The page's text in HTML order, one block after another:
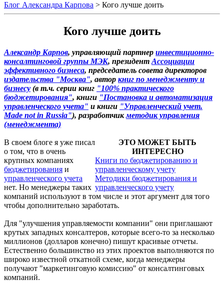
Блог Александра Карпова > Кого лучше доить
Кого лучше доить
Александр Карпов, управляющий партнер инвестиционно-
консалтинговой группы МЭК, президент Ассоциации
эффективного бизнеса, председатель совета директоров
издательства "Москва", автор книг по менеджменту и
бизнесу (в т.ч. серии книг "100% практического
бюджетирования", книги "Постановка и автоматизация
управленческого учета" и книги "Управленческий учет.
Made not in Russia"), разработчикметодик управления
(менеджмента)
ЭТО МОЖЕТ БЫТЬ
ИНТЕРЕСНО
Книги по бюджетированию и
управленческому учету
Методики бюджетирования и
управленческого учету
В своем блоге я уже писал
о том, что в очень
крупных компаниях
бюджетирования и
управленческого учета
нет. Но менеджеры таких
компаний используют в том числе и этот аргумент для того
чтобы дополнительно заработать.
Для "улучшения управляемости компании" они приглашают
крутых западных консалтеров, которые всего-то за несколько
миллионов (долларов конечно) пишут красивые отчеты.
Естественно большинство из этих проектов выполняются по
широко известной откатной схеме, когда менеджеры
получают "маркетинговую комиссию" от консалтинговых
компаний.